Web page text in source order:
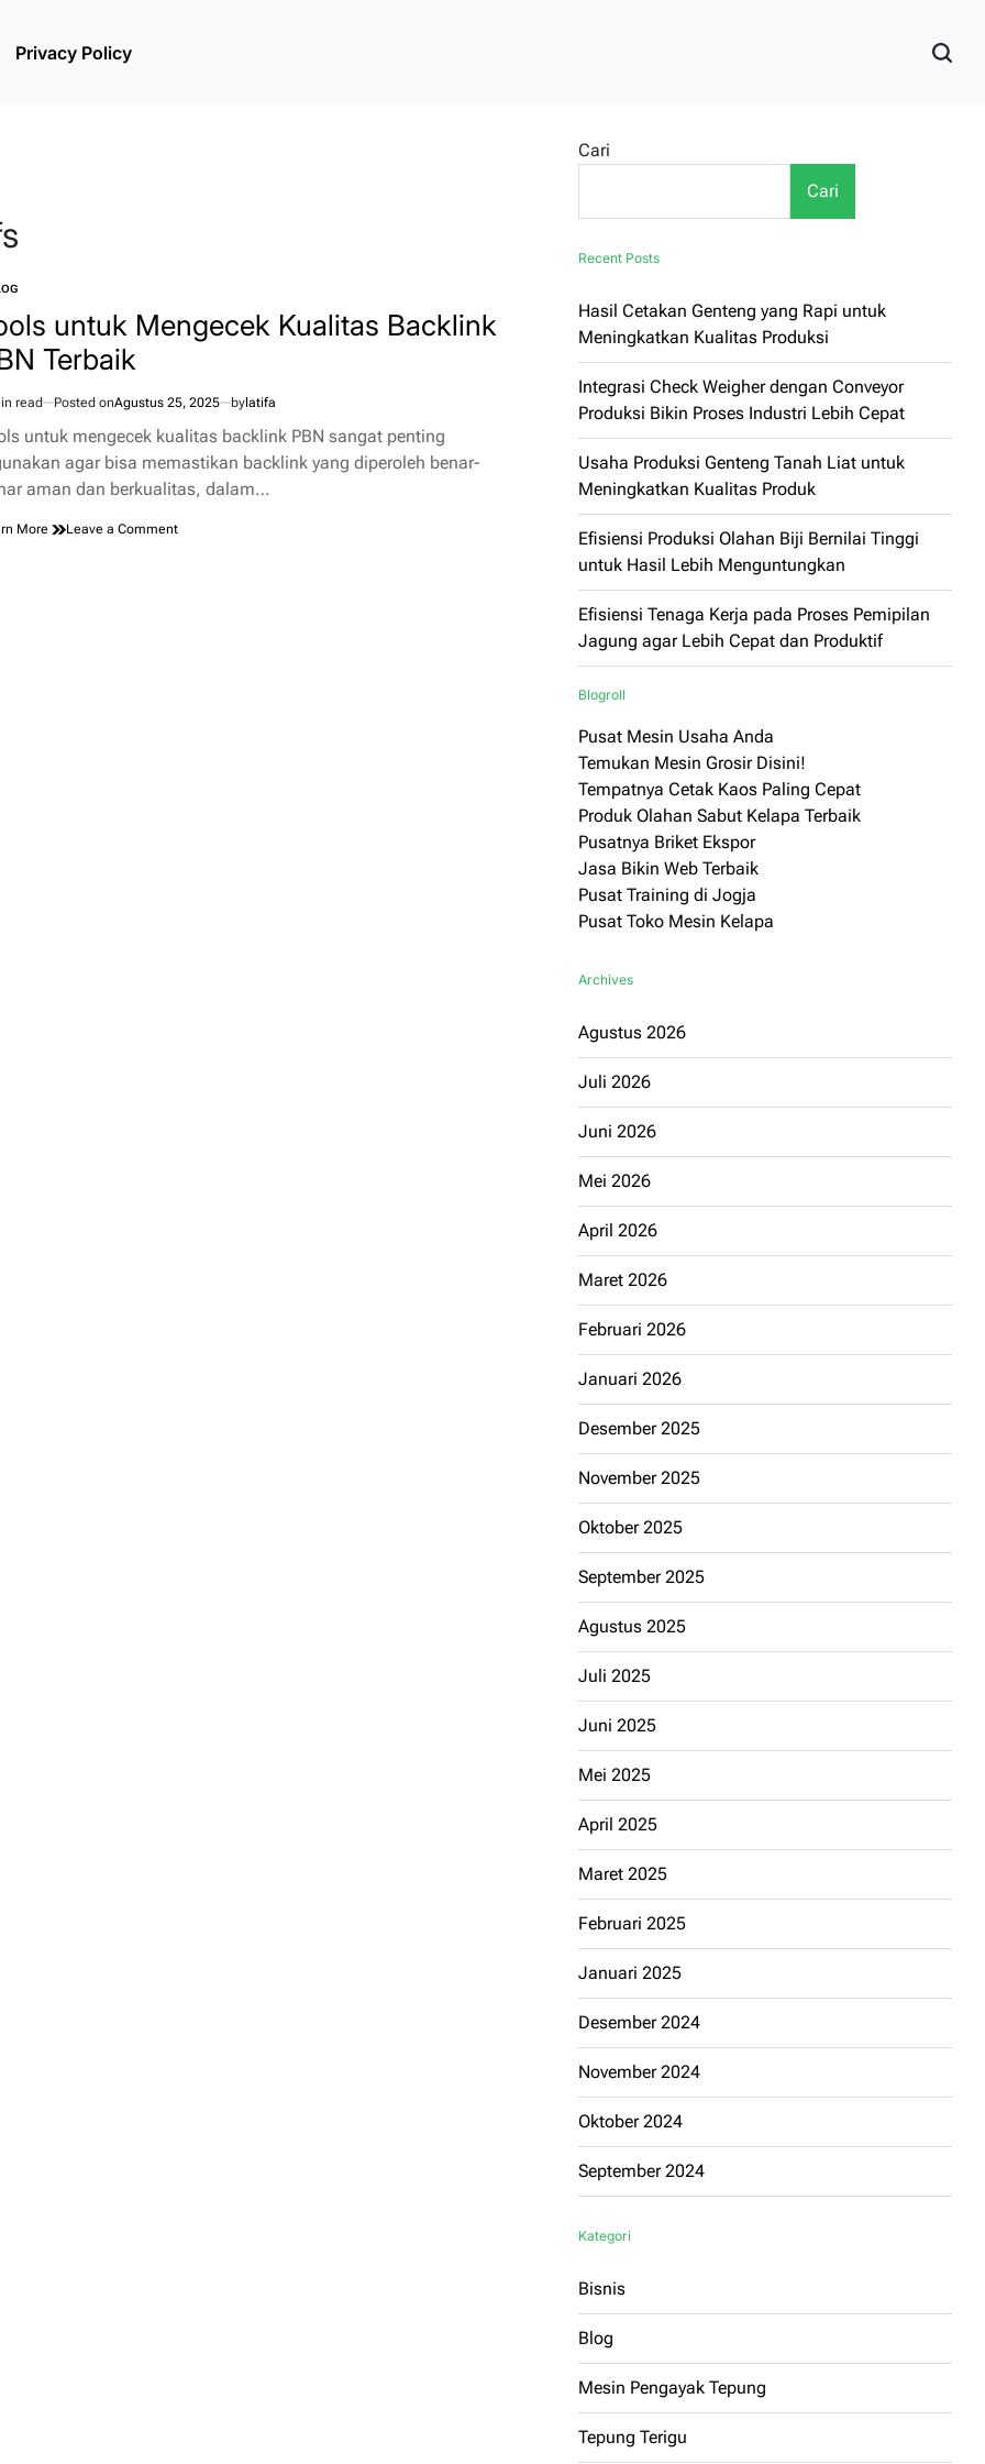
Privacy Policy
untuk Mengecek Kualitas Backlink
Terbaik
read Posted onAgustus 25, 2025 bylatifa
untuk mengecek kualitas backlink PBN sangat penting
agar bisa memastikan backlink yang diperoleh benar-
aman dan berkualitas, dalam…
More Leave a Commenton
Cari
Cari
Recent Posts
Hasil Cetakan Genteng yang Rapi untuk
Meningkatkan Kualitas Produksi
Integrasi Check Weigher dengan Conveyor
Produksi Bikin Proses Industri Lebih Cepat
Usaha Produksi Genteng Tanah Liat untuk
Meningkatkan Kualitas Produk
Efisiensi Produksi Olahan Biji Bernilai Tinggi
untuk Hasil Lebih Menguntungkan
Efisiensi Tenaga Kerja pada Proses Pemipilan
Jagung agar Lebih Cepat dan Produktif
Blogroll
Pusat Mesin Usaha Anda
Temukan Mesin Grosir Disini!
Tempatnya Cetak Kaos Paling Cepat
Produk Olahan Sabut Kelapa Terbaik
Pusatnya Briket Ekspor
Jasa Bikin Web Terbaik
Pusat Training di Jogja
Pusat Toko Mesin Kelapa
Archives
Agustus 2026
Juli 2026
Juni 2026
Mei 2026
April 2026
Maret 2026
Februari 2026
Januari 2026
Desember 2025
November 2025
Oktober 2025
September 2025
Agustus 2025
Juli 2025
Juni 2025
Mei 2025
April 2025
Maret 2025
Februari 2025
Januari 2025
Desember 2024
November 2024
Oktober 2024
September 2024
Kategori
Bisnis
Blog
Mesin Pengayak Tepung
Tepung Terigu